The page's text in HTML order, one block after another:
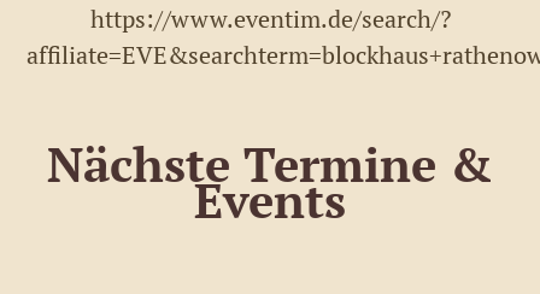
https://www.eventim.de/search/?
Nächste Termine &
Events